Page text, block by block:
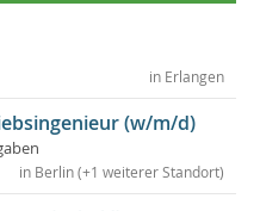
in Erlangen
(w/m/d)
in Berlin (+1 weiterer Standort)